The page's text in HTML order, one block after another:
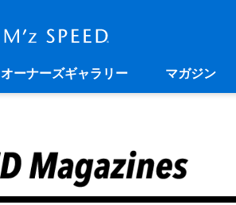
オーナーズギャラリー マガジン